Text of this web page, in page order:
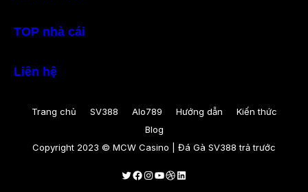
TOP nhà cái
Liên hệ
Trang chủ SV388 Alo789 Hướng dẫn
Kiến thức
Blog
Copyright 2023 © MCW Casino | Đá Gà SV388 trả trước
Twitter
Facebook
Instagram
Youtube
Dribbble
LinkedIn